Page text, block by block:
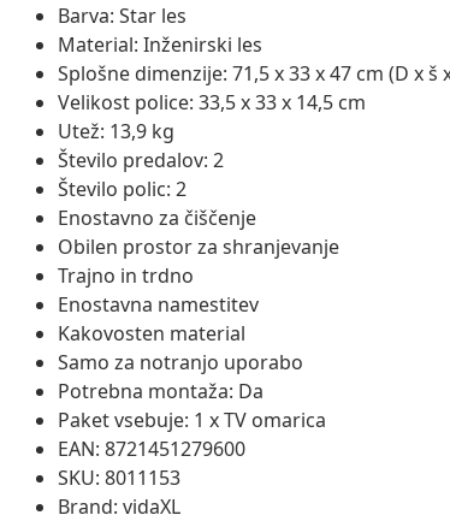
Barva: Star les
Material: Inženirski les
Splošne dimenzije: 71,5 x 33 x 47 cm (D x š
Velikost police: 33,5 x 33 x 14,5 cm
Utež: 13,9 kg
Število predalov: 2
Število polic: 2
Enostavno za čiščenje
Obilen prostor za shranjevanje
Trajno in trdno
Enostavna namestitev
Kakovosten material
Samo za notranjo uporabo
Potrebna montaža: Da
Paket vsebuje: 1 x TV omarica
EAN: 8721451279600
SKU: 8011153
Brand: vidaXL